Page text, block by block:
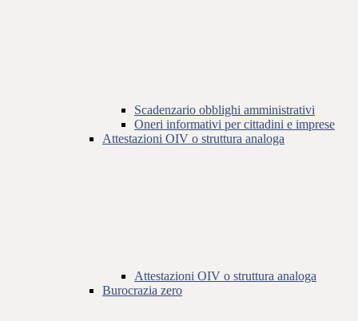
Scadenzario obblighi amministrativi
Oneri informativi per cittadini e imprese
Attestazioni OIV o struttura analoga
Attestazioni OIV o struttura analoga
Burocrazia zero